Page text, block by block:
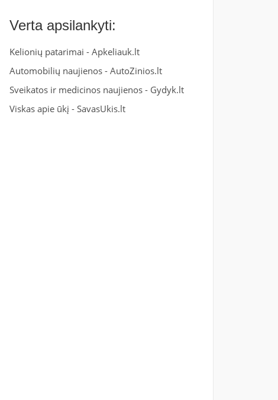
Verta apsilankyti:
Kelionių patarimai -Apkeliauk.lt
Automobilių naujienos -AutoZinios.lt
Sveikatos ir medicinos naujienos - Gydyk.lt
Viskas apie ūkį -SavasUkis.lt